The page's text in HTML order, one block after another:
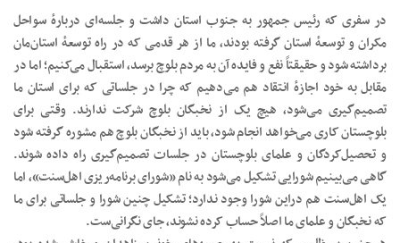
در سفری که رئیس جمهور به جنوب استان داشت و جلسه‌ای دربارهٔ سواحل
مکران و توسعهٔ استان گرفته بودند، ما از هر قدمی که در راه توسعهٔ استان‌مان
برداشته شود و حقیقتاً نفع و فایده آن به مردم بلوچ برسد، استقبال می‌کنیم؛ اما در
مقابل به خود اجازهٔ انتقاد هم می‌دهیم که چرا در جلساتی که برای استان ما
تصمیم‌گیری می‌شود، هیچ یک از نخبگان بلوچ شرکت ندارند. وقتی برای
بلوچستان کاری می‌خواهد انجام شود، باید از نخبگان بلوچ هم مشوره گرفته شود
و تحصیل‌کردگان و علمای بلوچستان در جلسات تصمیم‌گیری راه داده شوند.
گاهی می‌بینیم شورایی تشکیل می‌شود به نام «شورای برنامه‌ریزی اهل‌سنت»، اما
یک اهل‌سنت هم دراین شورا وجود ندارد؛ تشکیل چنین شورا و جلساتی برای ما
که نخبگان و علمای ما اصلاً حساب کرده نشوند، جای نگرانی‌ست.